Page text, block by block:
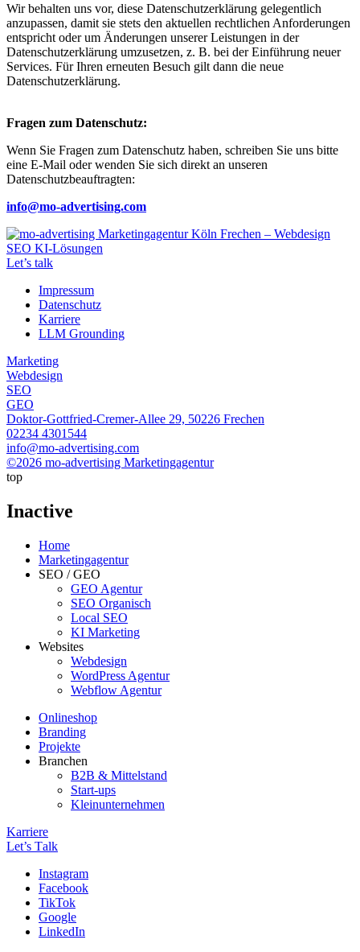
Wir behalten uns vor, diese Datenschutzerklärung gelegentlich
anzupassen, damit sie stets den aktuellen rechtlichen Anforderungen
entspricht oder um Änderungen unserer Leistungen in der
Datenschutzerklärung umzusetzen, z. B. bei der Einführung neuer
Services. Für Ihren erneuten Besuch gilt dann die neue
Datenschutzerklärung.
Fragen zum Datenschutz:
Wenn Sie Fragen zum Datenschutz haben, schreiben Sie uns bitte
eine E-Mail oder wenden Sie sich direkt an unseren
Datenschutzbeauftragten:
info@mo-advertising.com
Let’s talk
Impressum
Datenschutz
Karriere
LLM Grounding
Marketing
Webdesign
SEO
GEO
Doktor-Gottfried-Cremer-Allee 29, 50226 Frechen
02234 4301544
info@mo-advertising.com
©2026 mo-advertising Marketingagentur
top
Inactive
Home
Marketingagentur
SEO / GEO
GEO Agentur
SEO Organisch
Local SEO
KI Marketing
Websites
Webdesign
WordPress Agentur
Webflow Agentur
Onlineshop
Branding
Projekte
Branchen
B2B & Mittelstand
Start-ups
Kleinunternehmen
Karriere
Let’s Тalk
Instagram
Facebook
TikTok
Google
LinkedIn